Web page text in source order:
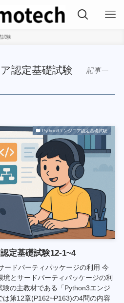
試験
認定基礎試験
– 記事一
Python3エンジニア認定基礎試験
定基礎試験12-1~4
ードパーティパッケージの利用 今
とサードパーティパッケージの利
の主教材である「Python3エンジ
は第12章(P162~P163)の4問の内容